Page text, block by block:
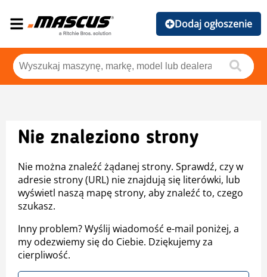
Dodaj ogłoszenie
Nie znaleziono strony
Nie można znaleźć żądanej strony. Sprawdź, czy w
adresie strony (URL) nie znajdują się literówki, lub
wyświetl naszą mapę strony, aby znaleźć to, czego
szukasz.
Inny problem? Wyślij wiadomość e-mail poniżej, a
my odezwiemy się do Ciebie. Dziękujemy za
cierpliwość.